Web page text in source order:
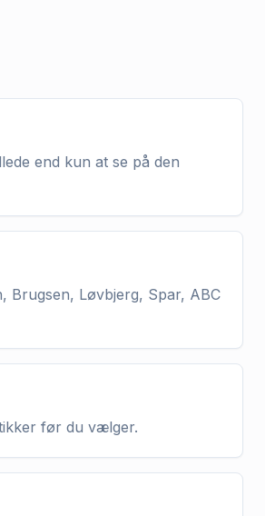
end kun at se på den
Brugsen, Løvbjerg, Spar, ABC
før du vælger.